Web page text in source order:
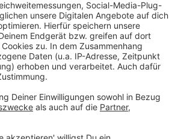
verurteilt. Nach einer
das Landgericht Münster das
Jahre, setzte sie aber auf
diese Strafe inzwischen
der Beschuldigte offenbar nicht
zu terrorisieren.